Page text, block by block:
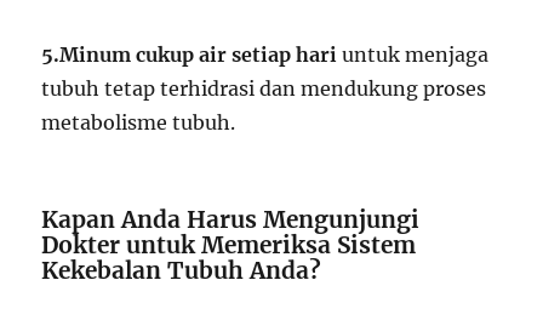
5.Minum cukup air setiap hari untuk menjaga
tubuh tetap terhidrasi dan mendukung proses
metabolisme tubuh.
Kapan Anda Harus Mengunjungi
Dokter untuk Memeriksa Sistem
Kekebalan Tubuh Anda?